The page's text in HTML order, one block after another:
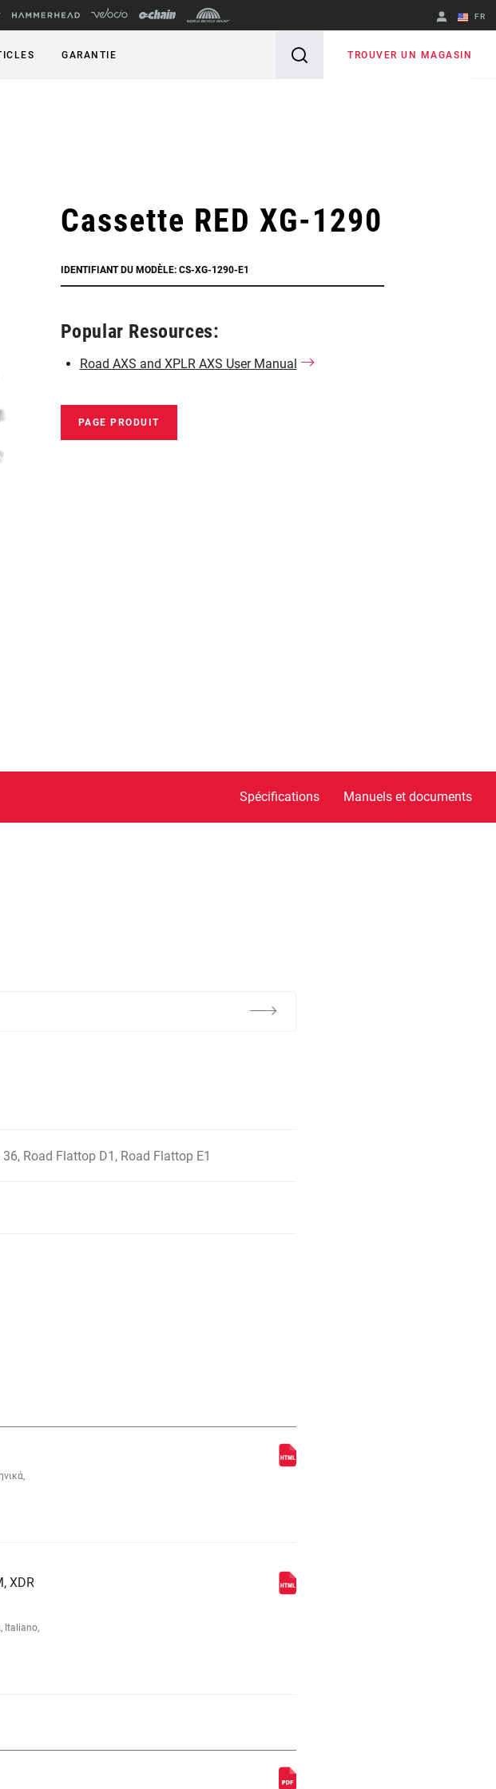
FR
English
GARANTIE TROUVER UN MAGASIN
Cassette RED XG-1290
IDENTIFIANT DU MODÈLE: CS-XG-1290-E1
Popular Resources:
Road AXS and XPLR AXS User Manual
PAGE PRODUIT
Spécifications Manuels et documents
36, Road Flattop D1, Road Flattop E1
XDR
Italiano,